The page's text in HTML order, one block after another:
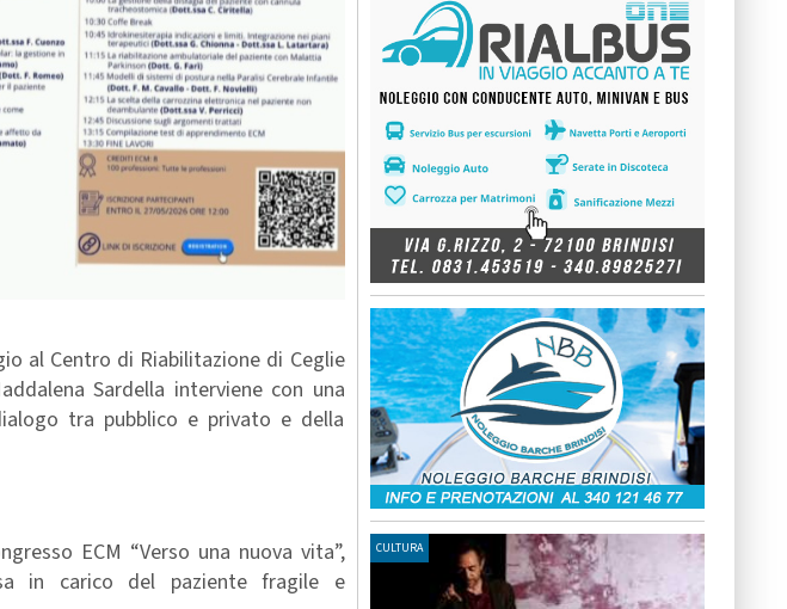
al Centro di Riabilitazione di Ceglie
Sardella interviene con una
tra pubblico e privato e della
ECM “Verso una nuova vita”,
in carico del paziente fragile e
CULTURA